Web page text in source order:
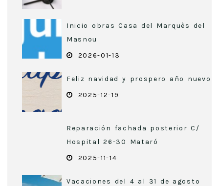
Inicio obras Casa del Marquès del
Masnou
2026-01-13
Feliz navidad y prospero año nuevo
2025-12-19
Reparación fachada posterior C/
Hospital 26-30 Mataró
2025-11-14
Vacaciones del 4 al 31 de agosto